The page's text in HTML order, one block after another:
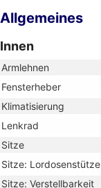
Allgemeines
Innen
Armlehnen
Fensterheber
Klimatisierung
Lenkrad
Sitze
Sitze: Lordosenstütze
Sitze: Verstellbarkeit